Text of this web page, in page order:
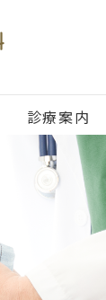
診療案内